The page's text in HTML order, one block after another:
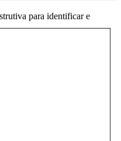
para identificar e